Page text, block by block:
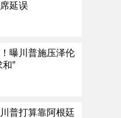
延误
曝川普施压泽伦
”
普打算靠阿根廷